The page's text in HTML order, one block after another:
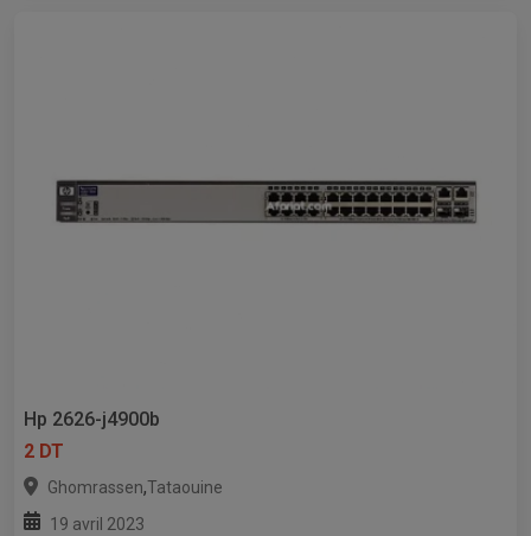
Hp 2626-j4900b
2 DT
Ghomrassen,Tataouine
19 avril 2023